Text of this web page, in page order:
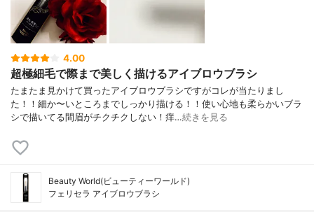
4.00
超極細毛で際まで美しく描けるアイブロウブラシ
たまたま見かけて買ったアイブロウブラシですがコレが当たりまし
た！！細か〜いところまでしっかり描ける！！使い心地も柔らかいブラ
シで描いてる間眉がチクチクしない！痒…続きを見る
Beauty World(ビューティーワールド)
フェリセラ アイブロウブラシ